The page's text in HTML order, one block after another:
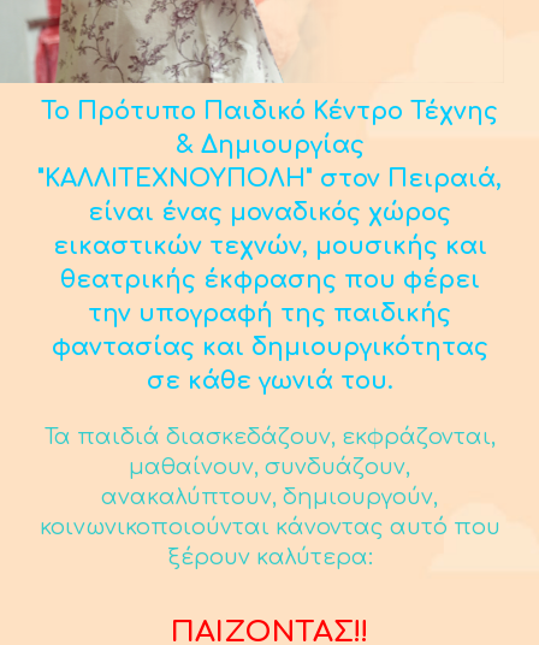
Το Πρότυπο Παιδικό Κέντρο Τέχνης
& Δημιουργίας
"ΚΑΛΛΙΤΕΧΝΟΥΠΟΛΗ" στον Πειραιά,
είναι ένας μοναδικός χώρος
εικαστικών τεχνών, μουσικής και
θεατρικής έκφρασης που φέρει
την υπογραφή της παιδικής
φαντασίας και δημιουργικότητας
σε κάθε γωνιά του.
Τα παιδιά διασκεδάζουν, εκφράζονται,
μαθαίνουν, συνδυάζουν,
ανακαλύπτουν, δημιουργούν,
κοινωνικοποιούνται κάνοντας αυτό που
ξέρουν καλύτερα:
ΠΑΙΖΟΝΤΑΣ!!